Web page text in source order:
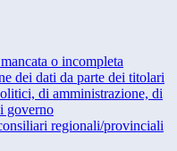
o incompleta
dei dati da parte dei titolari
di amministrazione, di
governo
regionali/provinciali